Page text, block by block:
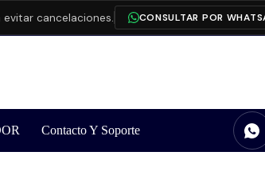
cancelaciones. CONSULTAR POR WHATSAPP
Contacto Y Soporte